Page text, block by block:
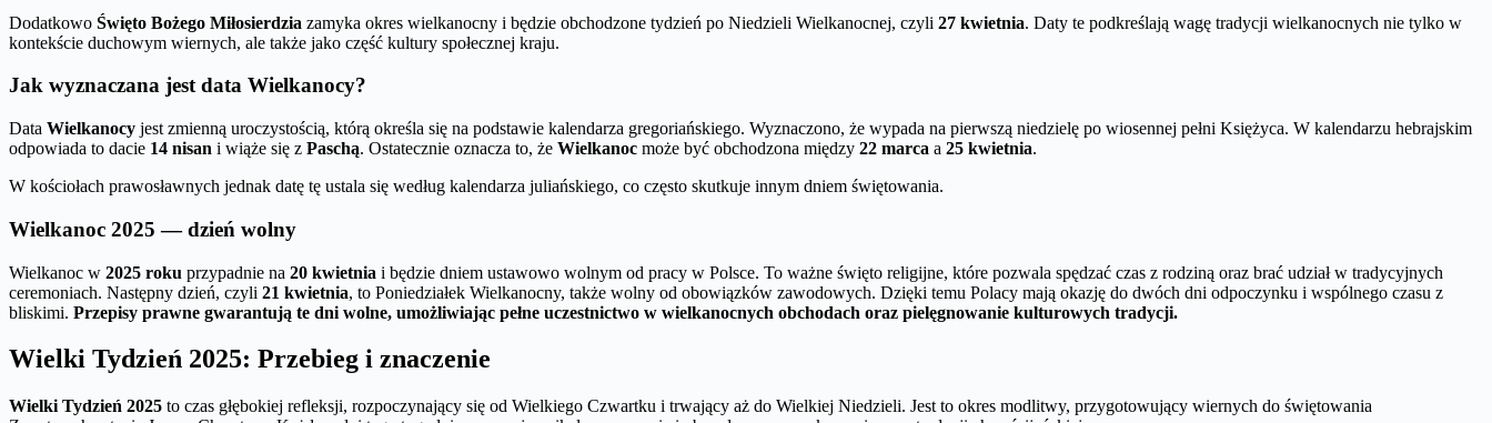
Dodatkowo Święto Bożego Miłosierdzia zamyka okres wielkanocny i będzie obchodzone tydzień po Niedzieli Wielkanocnej, czyli 27 kwietnia. Daty te podkreślają wagę tradycji wielkanocnych nie tylko w
kontekście duchowym wiernych, ale także jako część kultury społecznej kraju.
Jak wyznaczana jest data Wielkanocy?
Data Wielkanocy jest zmienną uroczystością, którą określa się na podstawie kalendarza gregoriańskiego. Wyznaczono, że wypada na pierwszą niedzielę po wiosennej pełni Księżyca. W kalendarzu hebrajskim
odpowiada to dacie 14 nisan i wiąże się z Paschą. Ostatecznie oznacza to, że Wielkanoc może być obchodzona między 22 marca a 25 kwietnia.
W kościołach prawosławnych jednak datę tę ustala się według kalendarza juliańskiego, co często skutkuje innym dniem świętowania.
Wielkanoc 2025 — dzień wolny
Wielkanoc w 2025 roku przypadnie na 20 kwietnia i będzie dniem ustawowo wolnym od pracy w Polsce. To ważne święto religijne, które pozwala spędzać czas z rodziną oraz brać udział w tradycyjnych
ceremoniach. Następny dzień, czyli 21 kwietnia, to Poniedziałek Wielkanocny, także wolny od obowiązków zawodowych. Dzięki temu Polacy mają okazję do dwóch dni odpoczynku i wspólnego czasu z
bliskimi. Przepisy prawne gwarantują te dni wolne, umożliwiając pełne uczestnictwo w wielkanocnych obchodach oraz pielęgnowanie kulturowych tradycji.
Wielki Tydzień 2025: Przebieg i znaczenie
Wielki Tydzień 2025 to czas głębokiej refleksji, rozpoczynający się od Wielkiego Czwartku i trwający aż do Wielkiej Niedzieli. Jest to okres modlitwy, przygotowujący wiernych do świętowania